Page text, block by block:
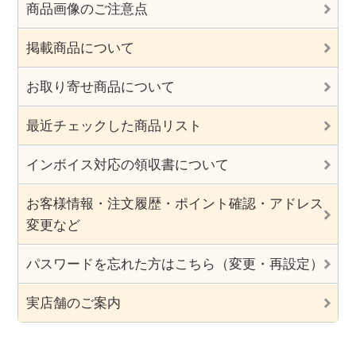
商品画像のご注意点
掲載商品について
お取り寄せ商品について
最近チェックした商品リスト
インボイス対応の領収書について
お客様情報・注文履歴・ポイント確認・アドレス
変更など
パスワードを忘れた方はこちら（変更・再設定）
実店舗のご案内